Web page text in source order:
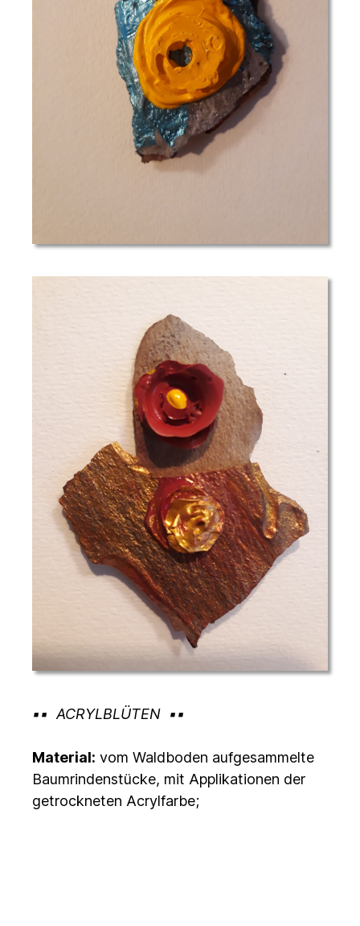
ACRYLBLÜTEN
Material: vom Waldboden aufgesammelte
Baumrindenstücke, mit Applikationen der
getrockneten Acrylfarbe;